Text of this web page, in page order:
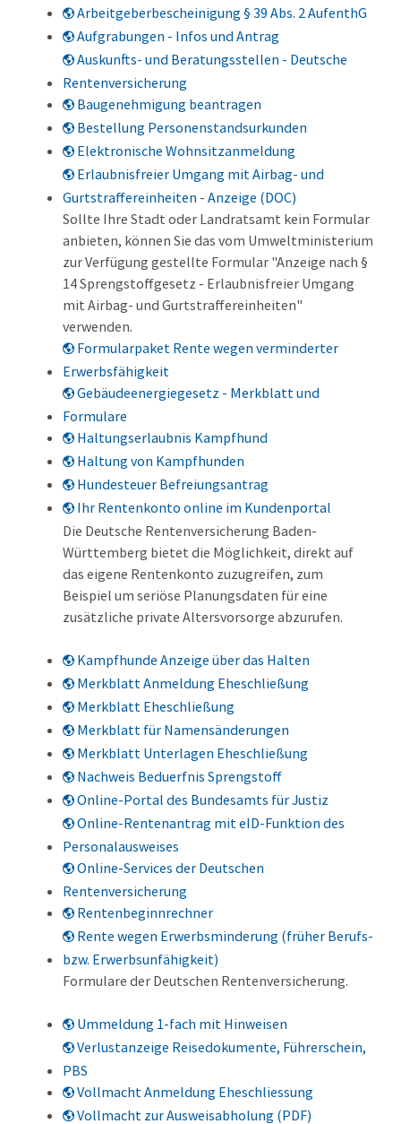
Arbeitgeberbescheinigung § 39 Abs. 2 AufenthG
Aufgrabungen - Infos und Antrag
Auskunfts- und Beratungsstellen - Deutsche
Rentenversicherung
Baugenehmigung beantragen
Bestellung Personenstandsurkunden
Elektronische Wohnsitzanmeldung
Erlaubnisfreier Umgang mit Airbag- und
Gurtstraffereinheiten - Anzeige (DOC)
Sollte Ihre Stadt oder Landratsamt kein Formular
anbieten, können Sie das vom Umweltministerium
zur Verfügung gestellte Formular "Anzeige nach §
14 Sprengstoffgesetz - Erlaubnisfreier Umgang
mit Airbag- und Gurtstraffereinheiten"
verwenden.
Formularpaket Rente wegen verminderter
Erwerbsfähigkeit
Gebäudeenergiegesetz - Merkblatt und
Formulare
Haltungserlaubnis Kampfhund
Haltung von Kampfhunden
Hundesteuer Befreiungsantrag
Ihr Rentenkonto online im Kundenportal
Die Deutsche Rentenversicherung Baden-
Württemberg bietet die Möglichkeit, direkt auf
das eigene Rentenkonto zuzugreifen, zum
Beispiel um seriöse Planungsdaten für eine
zusätzliche private Altersvorsorge abzurufen.
Kampfhunde Anzeige über das Halten
Merkblatt Anmeldung Eheschließung
Merkblatt Eheschließung
Merkblatt für Namensänderungen
Merkblatt Unterlagen Eheschließung
Nachweis Beduerfnis Sprengstoff
Online-Portal des Bundesamts für Justiz
Online-Rentenantrag mit eID-Funktion des
Personalausweises
Online-Services der Deutschen
Rentenversicherung
Rentenbeginnrechner
Rente wegen Erwerbsminderung (früher Berufs-
bzw. Erwerbsunfähigkeit)
Formulare der Deutschen Rentenversicherung.
Ummeldung 1-fach mit Hinweisen
Verlustanzeige Reisedokumente, Führerschein,
PBS
Vollmacht Anmeldung Eheschliessung
Vollmacht zur Ausweisabholung (PDF)